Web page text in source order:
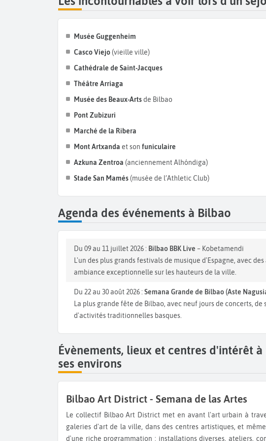
Musée Guggenheim
Casco Viejo(vieille ville)
Cathédrale de Saint-Jacques
Théâtre Arriaga
Musée des Beaux-Artsde Bilbao
Pont Zubizuri
Marché de la Ribera
Mont Artxanda et son funiculaire
Azkuna Zentroa (anciennement Alhóndiga)
Stade San Mamés(musée de l’Athletic Club)
Agenda des événements à Bilbao
Du 09 au 11 juillet 2026 : Bilbao BBK Live – Kobetamendi
L'un des plus grands festivals de musique d'Espagne, avec
ambiance exceptionnelle sur les hauteurs de la ville.
Du 22 au 30 août 2026 : Semana Grande de Bilbao (Aste
La plus grande fête de Bilbao, avec neuf jours de concerts,
d'activités traditionnelles basques.
Évènements, lieux et centres d'intérêt
ses environs
Bilbao Art District - Semana de las Artes
Le collectif Bilbao Art District met en avant l'art urbain à travers diverses actions culturelles dans plusieurs
galeries d'art de la ville, dans des centres artistiques, et
d'une riche programmation : installations diverses, ateliers,